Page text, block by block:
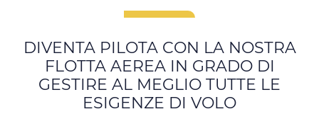
DIVENTA PILOTA CON LA NOSTRA
FLOTTA AEREA IN GRADO DI
GESTIRE AL MEGLIO TUTTE LE
ESIGENZE DI VOLO